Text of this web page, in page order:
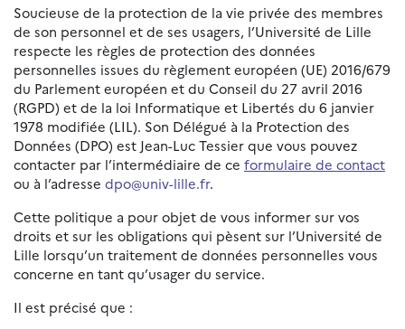
Soucieuse de la protection de la vie privée des membres
de son personnel et de ses usagers, l’Université de Lille
respecte les règles de protection des données
personnelles issues du règlement européen (UE) 2016/679
du Parlement européen et du Conseil du 27 avril 2016
(RGPD) et de la loi Informatique et Libertés du 6 janvier
1978 modifiée (LIL). Son Délégué à la Protection des
Données (DPO) est Jean-Luc Tessier que vous pouvez
contacter par l’intermédiaire de ce formulaire de contact
ou à l’adresse dpo@univ-lille.fr.
Cette politique a pour objet de vous informer sur vos
droits et sur les obligations qui pèsent sur l’Université de
Lille lorsqu’un traitement de données personnelles vous
concerne en tant qu’usager du service.
Il est précisé que :